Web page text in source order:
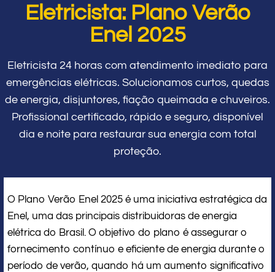
Eletricista: Plano Verão
Enel 2025
Eletricista 24 horas com atendimento imediato para
emergências elétricas. Solucionamos curtos, quedas
de energia, disjuntores, fiação queimada e chuveiros.
Profissional certificado, rápido e seguro, disponível
dia e noite para restaurar sua energia com total
proteção.
O Plano Verão Enel 2025 é uma iniciativa estratégica da
Enel, uma das principais distribuidoras de energia
elétrica do Brasil. O objetivo do plano é assegurar o
fornecimento contínuo e eficiente de energia durante o
período de verão, quando há um aumento significativo